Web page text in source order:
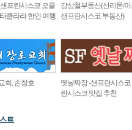
프란시스코 오클
클라라 한인 여행
강상철부동산(산라몬/
샌프란시스코 부동산)
회, 손창호
옛날짜장 -샌프란시스코
란시스코 맛집 추천